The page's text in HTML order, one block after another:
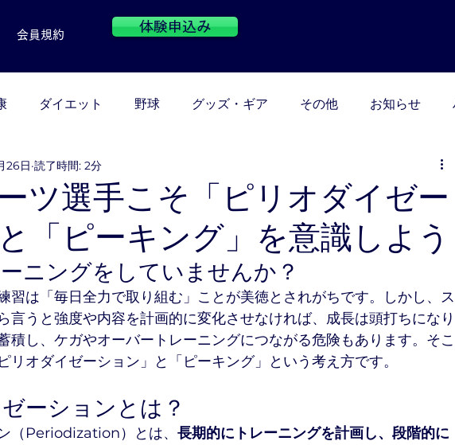
会員規約
体験申込み
ダイエット 野球 グッズ・ギア その他 お知らせ
ツ選手こそ「ピリオダイゼー
「ピーキング」を意識しよう
26日 読了時間: 2分
ニングをしていませんか？
習は「毎日全力で取り組む」ことが美徳とされがちです。しかし、ス
言うと強度や内容を計画的に変化させなければ、成長は頭打ちになり
積し、ケガやオーバートレーニングにつながる危険もあります。そこ
リオダイゼーション」と「ピーキング」という考え方です。
ーションとは？
（Periodization）とは、 長期的にトレーニングを計画し、段階的に